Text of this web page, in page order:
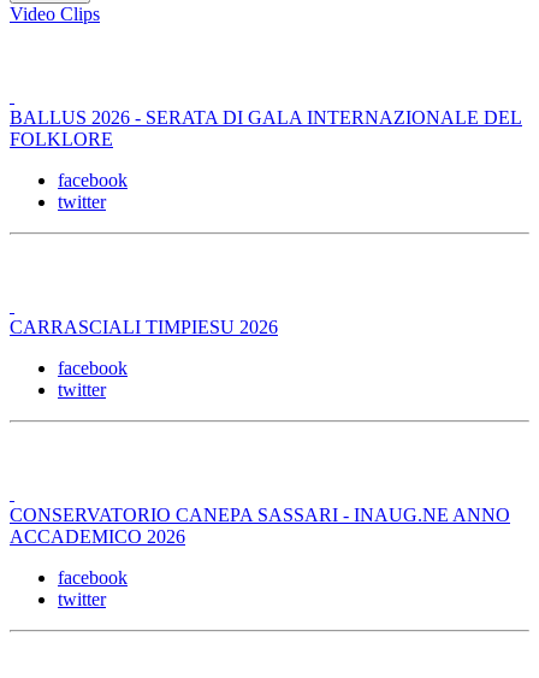
Video Clips
BALLUS 2026 - SERATA DI GALA INTERNAZIONALE DEL
FOLKLORE
facebook
twitter
CARRASCIALI TIMPIESU 2026
facebook
twitter
CONSERVATORIO CANEPA SASSARI - INAUG.NE ANNO
ACCADEMICO 2026
facebook
twitter